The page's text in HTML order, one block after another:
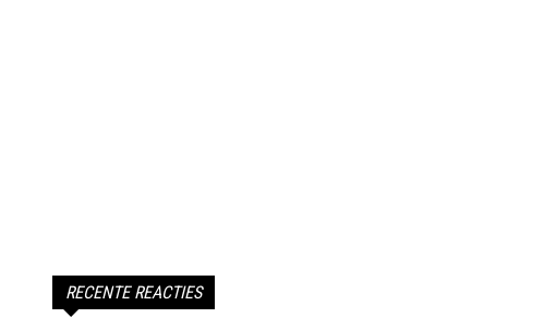
RECENTE REACTIES